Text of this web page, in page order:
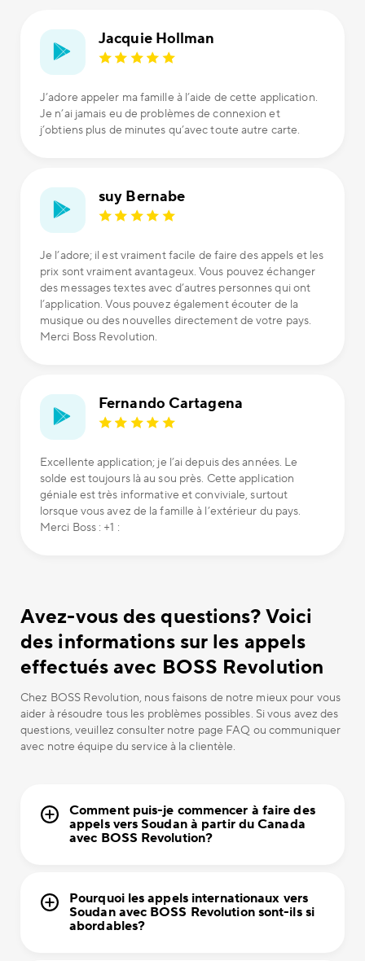
Jacquie Hollman
J’adore appeler ma famille à l’aide de cette application.
Je n’ai jamais eu de problèmes de connexion et
j’obtiens plus de minutes qu’avec toute autre carte.
suy Bernabe
Je l’adore; il est vraiment facile de faire des appels et les
prix sont vraiment avantageux. Vous pouvez échanger
des messages textes avec d’autres personnes qui ont
l’application. Vous pouvez également écouter de la
musique ou des nouvelles directement de votre pays.
Merci Boss Revolution.
Fernando Cartagena
Excellente application; je l’ai depuis des années. Le
solde est toujours là au sou près. Cette application
géniale est très informative et conviviale, surtout
lorsque vous avez de la famille à l’extérieur du pays.
Merci Boss : +1 :
Avez-vous des questions? Voici
des informations sur les appels
effectués avec BOSS Revolution
Chez BOSS Revolution, nous faisons de notre mieux pour vous
aider à résoudre tous les problèmes possibles. Si vous avez des
questions, veuillez consulter notre page FAQ ou communiquer
avec notre équipe du service à la clientèle.
Comment puis-je commencer à faire des
appels vers Soudan à partir du Canada
avec BOSS Revolution?
Pourquoi les appels internationaux vers
Soudan avec BOSS Revolution sont-ils si
abordables?